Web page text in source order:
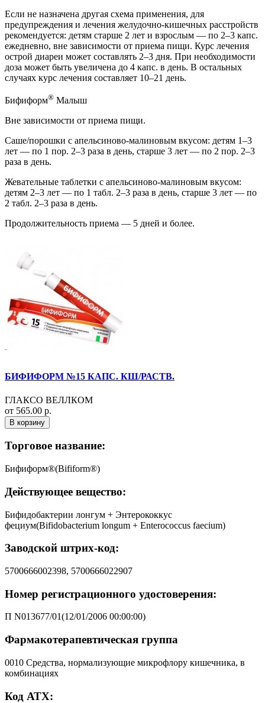
Если не назначена другая схема применения, для
предупреждения и лечения желудочно-кишечных расстройств
рекомендуется: детям старше 2 лет и взрослым — по 2–3 капс.
ежедневно, вне зависимости от приема пищи. Курс лечения
острой диареи может составлять 2–3 дня. При необходимости
доза может быть увеличена до 4 капс. в день. В остальных
случаях курс лечения составляет 10–21 день.
Бифиформ® Малыш
Вне зависимости от приема пищи.
Саше/порошки с апельсиново-малиновым вкусом: детям 1–3
лет — по 1 пор. 2–3 раза в день, старше 3 лет — по 2 пор. 2–3
раза в день.
Жевательные таблетки с апельсиново-малиновым вкусом:
детям 2–3 лет — по 1 табл. 2–3 раза в день, старше 3 лет — по
2 табл. 2–3 раза в день.
Продолжительность приема — 5 дней и более.
БИФИФОРМ №15 КАПС. КШ/РАСТВ.
ГЛАКСО ВЕЛЛКОМ
от 565.00 р.
В корзину
Торговое название:
Бифиформ®(Bifiform®)
Действующее вещество:
Бифидобактерии лонгум + Энтерококкус
фециум(Bifidobacterium longum + Enterococcus faecium)
Заводской штрих-код:
5700666002398, 5700666022907
Номер регистрационного удостоверения:
П N013677/01(12/01/2006 00:00:00)
Фармакотерапевтическая группа
0010 Средства, нормализующие микрофлору кишечника, в
комбинациях
Код АТХ: